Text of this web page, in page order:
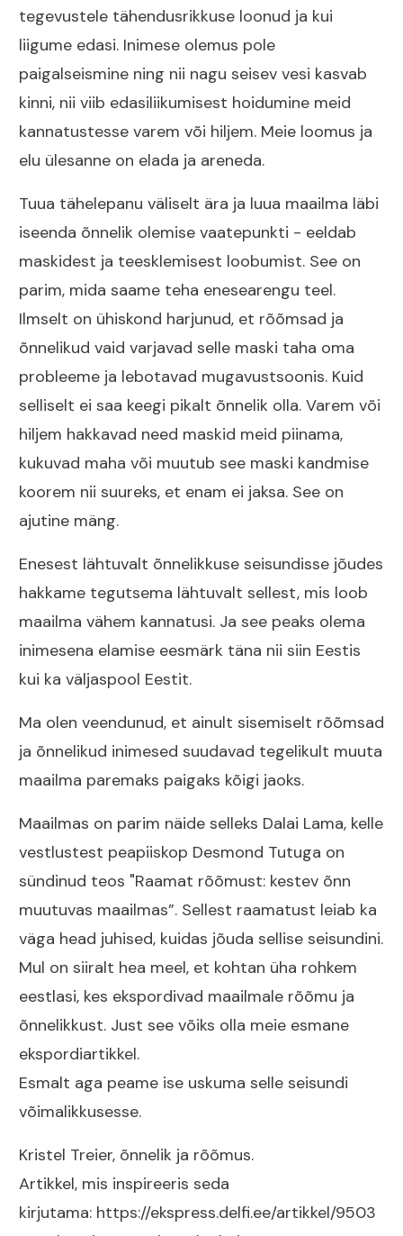
tegevustele tähendusrikkuse loonud ja kui
liigume edasi. Inimese olemus pole
paigalseismine ning nii nagu seisev vesi kasvab
kinni, nii viib edasiliikumisest hoidumine meid
kannatustesse varem või hiljem. Meie loomus ja
elu ülesanne on elada ja areneda.
Tuua tähelepanu väliselt ära ja luua maailma läbi
iseenda õnnelik olemise vaatepunkti - eeldab
maskidest ja teesklemisest loobumist. See on
parim, mida saame teha enesearengu teel.
Ilmselt on ühiskond harjunud, et rõõmsad ja
õnnelikud vaid varjavad selle maski taha oma
probleeme ja lebotavad mugavustsoonis. Kuid
selliselt ei saa keegi pikalt õnnelik olla. Varem või
hiljem hakkavad need maskid meid piinama,
kukuvad maha või muutub see maski kandmise
koorem nii suureks, et enam ei jaksa. See on
ajutine mäng.
Enesest lähtuvalt õnnelikkuse seisundisse jõudes
hakkame tegutsema lähtuvalt sellest, mis loob
maailma vähem kannatusi. Ja see peaks olema
inimesena elamise eesmärk täna nii siin Eestis
kui ka väljaspool Eestit.
Ma olen veendunud, et ainult sisemiselt rõõmsad
ja õnnelikud inimesed suudavad tegelikult muuta
maailma paremaks paigaks kõigi jaoks.
Maailmas on parim näide selleks Dalai Lama, kelle
vestlustest peapiiskop Desmond Tutuga on
sündinud teos "Raamat rõõmust: kestev õnn
muutuvas maailmas”. Sellest raamatust leiab ka
väga head juhised, kuidas jõuda sellise seisundini.
Mul on siiralt hea meel, et kohtan üha rohkem
eestlasi, kes ekspordivad maailmale rõõmu ja
õnnelikkust. Just see võiks olla meie esmane
ekspordiartikkel.
Esmalt aga peame ise uskuma selle seisundi
võimalikkusesse.
Kristel Treier, õnnelik ja rõõmus.
Artikkel, mis inspireeris seda
kirjutama: https://ekspress.delfi.ee/artikkel/9503